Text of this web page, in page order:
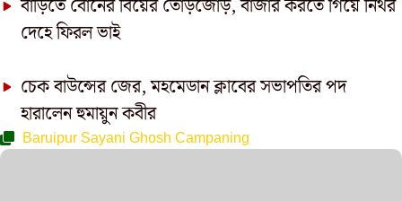
বাড়িতে বোনের বিয়ের তোড়জোড়, বাজার করতে গিয়ে নিথর
দেহে ফিরল ভাই
চেক বাউন্সের জের, মহমেডান ক্লাবের সভাপতির পদ
হারালেন হুমায়ুন কবীর
Baruipur Sayani Ghosh Campaning